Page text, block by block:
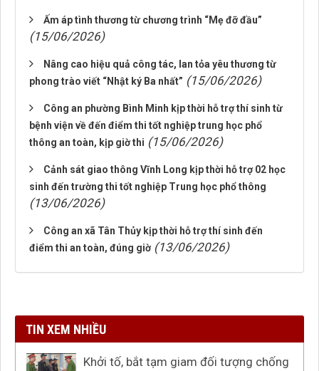
Ấm áp tình thương từ chương trình “Mẹ đỡ đầu”
(15/06/2026)
Nâng cao hiệu quả công tác, lan tỏa yêu thương từ
phong trào viết “Nhật ký Ba nhất” (15/06/2026)
Công an phường Bình Minh kịp thời hỗ trợ thí sinh từ
bệnh viện về đến điểm thi tốt nghiệp trung học phổ
thông an toàn, kịp giờ thi (15/06/2026)
Cảnh sát giao thông Vĩnh Long kịp thời hỗ trợ 02 học
sinh đến trường thi tốt nghiệp Trung học phổ thông
(13/06/2026)
Công an xã Tân Thủy kịp thời hỗ trợ thí sinh đến
điểm thi an toàn, đúng giờ (13/06/2026)
TIN XEM NHIỀU
Khởi tố, bắt tạm giam đối tượng chống